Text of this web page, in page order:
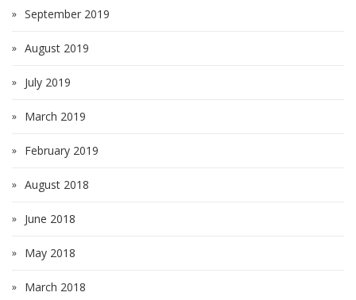
September 2019
August 2019
July 2019
March 2019
February 2019
August 2018
June 2018
May 2018
March 2018